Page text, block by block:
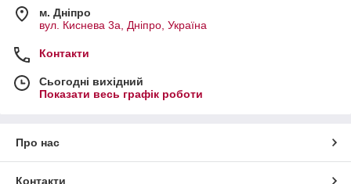
м. Дніпро
вул. Киснева 3а, Дніпро, Україна
Контакти
Сьогодні вихідний
Показати весь графік роботи
Про нас
Контакти